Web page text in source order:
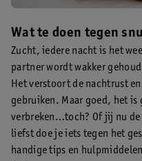
Wat te doen tegen
Zucht, iedere nacht is het
partner wordt wakker
Het verstoort de nachtrust
gebruiken. Maar goed, het is
verbreken…toch? Of jij nu
liefst doe je iets tegen het
handige tips en